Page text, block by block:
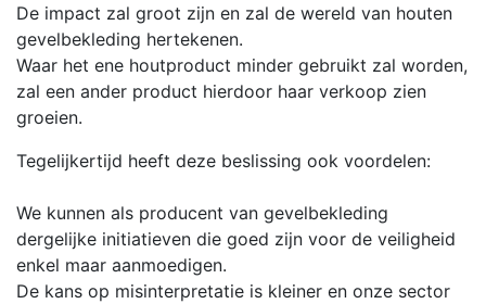
De impact zal groot zijn en zal de wereld van houten
gevelbekleding hertekenen.
Waar het ene houtproduct minder gebruikt zal worden,
zal een ander product hierdoor haar verkoop zien
groeien.
Tegelijkertijd heeft deze beslissing ook voordelen:
We kunnen als producent van gevelbekleding
dergelijke initiatieven die goed zijn voor de veiligheid
enkel maar aanmoedigen.
De kans op misinterpretatie is kleiner en onze sector